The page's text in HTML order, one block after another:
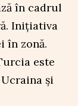
în cadrul
Inițiativa
în zonă.
este
și